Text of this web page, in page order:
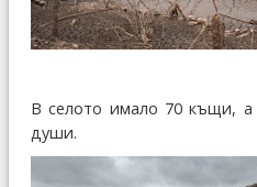
В селото имало 70 къщи,
души.